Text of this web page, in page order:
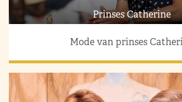
Prinses Catherine
Mode van prinses